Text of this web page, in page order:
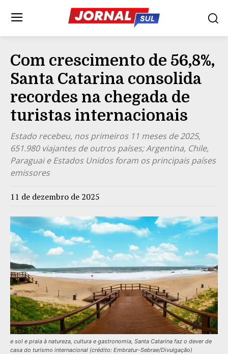
Com crescimento de 56,8%,
Santa Catarina consolida
recordes na chegada de
turistas internacionais
Estado recebeu, nos primeiros 11 meses de 2025,
651.980 viajantes de outros países; Argentina, Chile,
Paraguai e Estados Unidos foram os principais países
emissores
11 de dezembro de 2025
e sol e praia à natureza, cultura e gastronomia, Santa Catarina faz o dever de
casa do turismo internacional (crédito: Embratur-Sebrae/Divulgação)